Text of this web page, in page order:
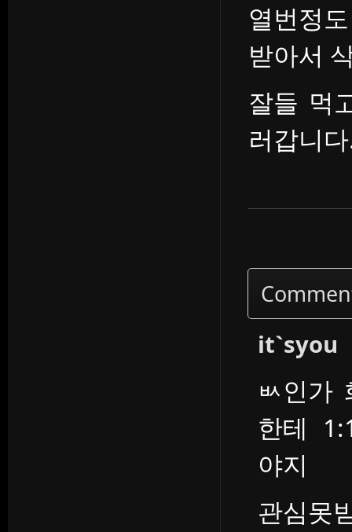
열번정
받아서
잘들 먹
러갑니
it`syou
ㅄ인가
한테
야지
관심못